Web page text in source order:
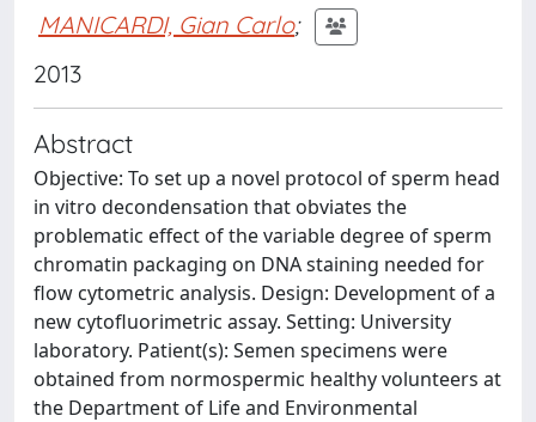
MANICARDI, Gian Carlo;
2013
Abstract
Objective: To set up a novel protocol of sperm head
in vitro decondensation that obviates the
problematic effect of the variable degree of sperm
chromatin packaging on DNA staining needed for
flow cytometric analysis. Design: Development of a
new cytofluorimetric assay. Setting: University
laboratory. Patient(s): Semen specimens were
obtained from normospermic healthy volunteers at
the Department of Life and Environmental